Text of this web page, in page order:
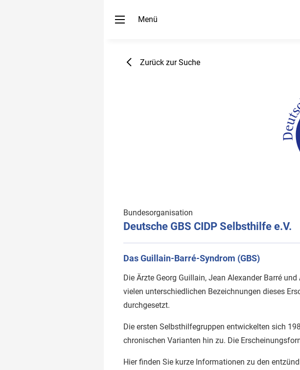
Menü
Zurück zur Suche
Bundesorganisation
Deutsche GBS CIDP Selbsthilfe e.V.
Das Guillain-Barré-Syndrom (GBS)
Die Ärzte Georg Guillain, Jean Alexander Barré
vielen unterschiedlichen Bezeichnungen dieses
durchgesetzt.
Die ersten Selbsthilfegruppen entwickelten sich
chronischen Varianten hin zu. Die
Hier finden Sie kurze Informationen zu den